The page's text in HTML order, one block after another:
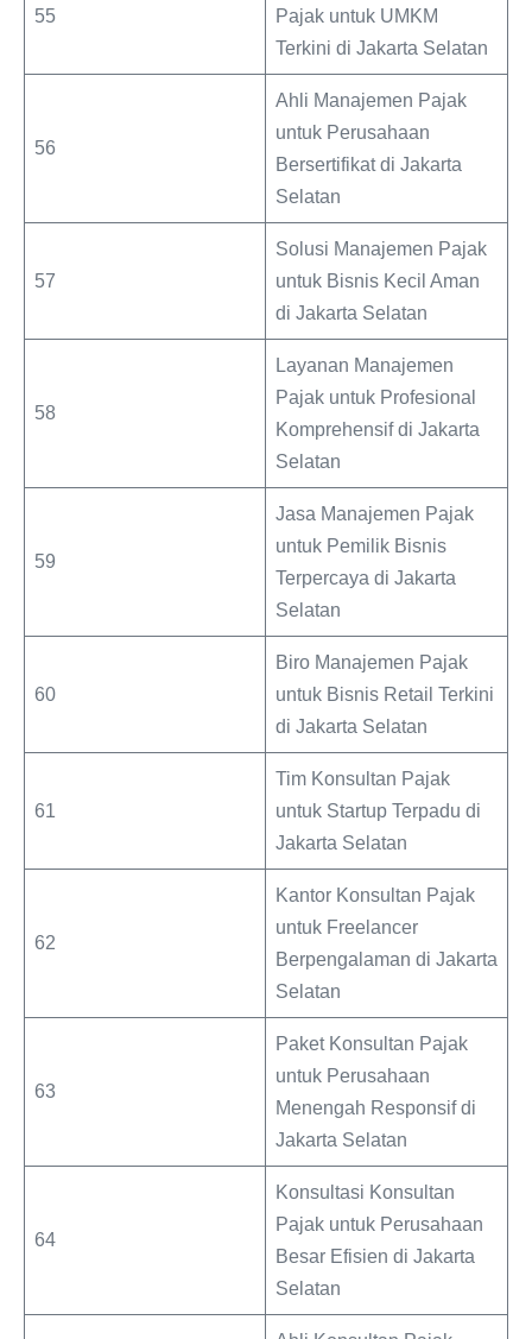
55
Pajak untuk UMKM
Terkini di Jakarta Selatan
56
Ahli Manajemen Pajak
untuk Perusahaan
Bersertifikat di Jakarta
Selatan
57
Solusi Manajemen Pajak
untuk Bisnis Kecil Aman
di Jakarta Selatan
58
Layanan Manajemen
Pajak untuk Profesional
Komprehensif di Jakarta
Selatan
59
Jasa Manajemen Pajak
untuk Pemilik Bisnis
Terpercaya di Jakarta
Selatan
60
Biro Manajemen Pajak
untuk Bisnis Retail Terkini
di Jakarta Selatan
61
Tim Konsultan Pajak
untuk Startup Terpadu di
Jakarta Selatan
62
Kantor Konsultan Pajak
untuk Freelancer
Berpengalaman di Jakarta
Selatan
63
Paket Konsultan Pajak
untuk Perusahaan
Menengah Responsif di
Jakarta Selatan
64
Konsultasi Konsultan
Pajak untuk Perusahaan
Besar Efisien di Jakarta
Selatan